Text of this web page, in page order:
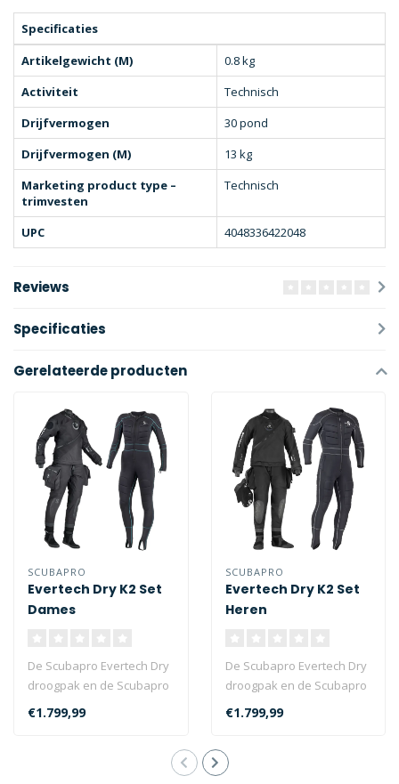
Specificaties
Artikelgewicht (M)
0.8 kg
Activiteit
Technisch
Drijfvermogen
30 pond
Drijfvermogen (M)
13 kg
Marketing product type –
trimvesten
Technisch
UPC 4048336422048
Reviews
Specificaties
Gerelateerde producten
SCUBAPRO
Evertech Dry K2 Set
Dames
De Scubapro Evertech Dry
droogpak en de Scubapro
K2 Extreme onderpak zijn
gecomb..
€1.799,99
SCUBAPRO
Evertech Dry K2 Set
Heren
De Scubapro Evertech Dry
droogpak en de Scubapro
K2 Extreme onderpak zijn
gecomb..
€1.799,99